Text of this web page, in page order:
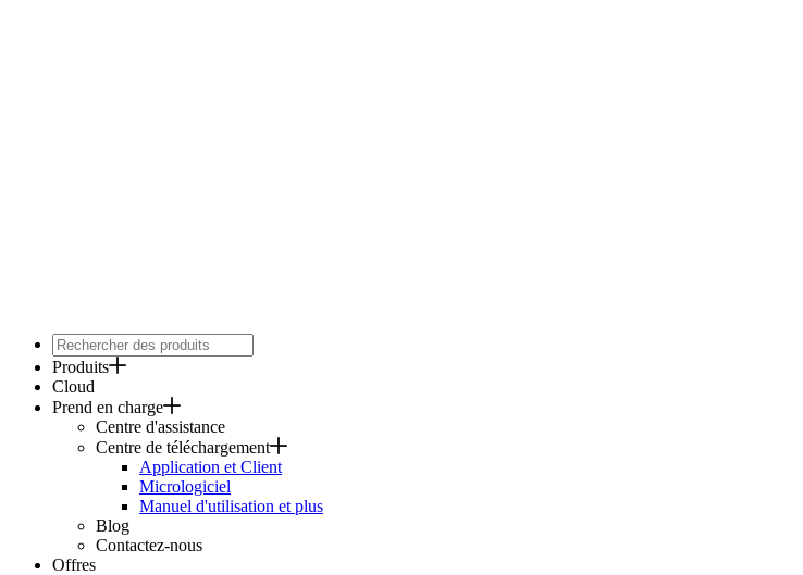
Produits
Cloud
Prend en charge
Centre d'assistance
Centre de téléchargement
Application et Client
Micrologiciel
Manuel d'utilisation et plus
Blog
Contactez-nous
Offres